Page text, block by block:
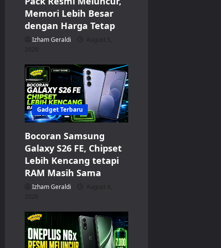
o
n
Memori Lebih Besar
dengan Harga Tetap
Izham Geraldi
August 5,
2026
Gadget Terbaru
Bocoran Samsung
Galaxy S26 FE, Chipset
Lebih Kencang tetapi
RAM Masih Sama
Izham Geraldi
August 4,
2026